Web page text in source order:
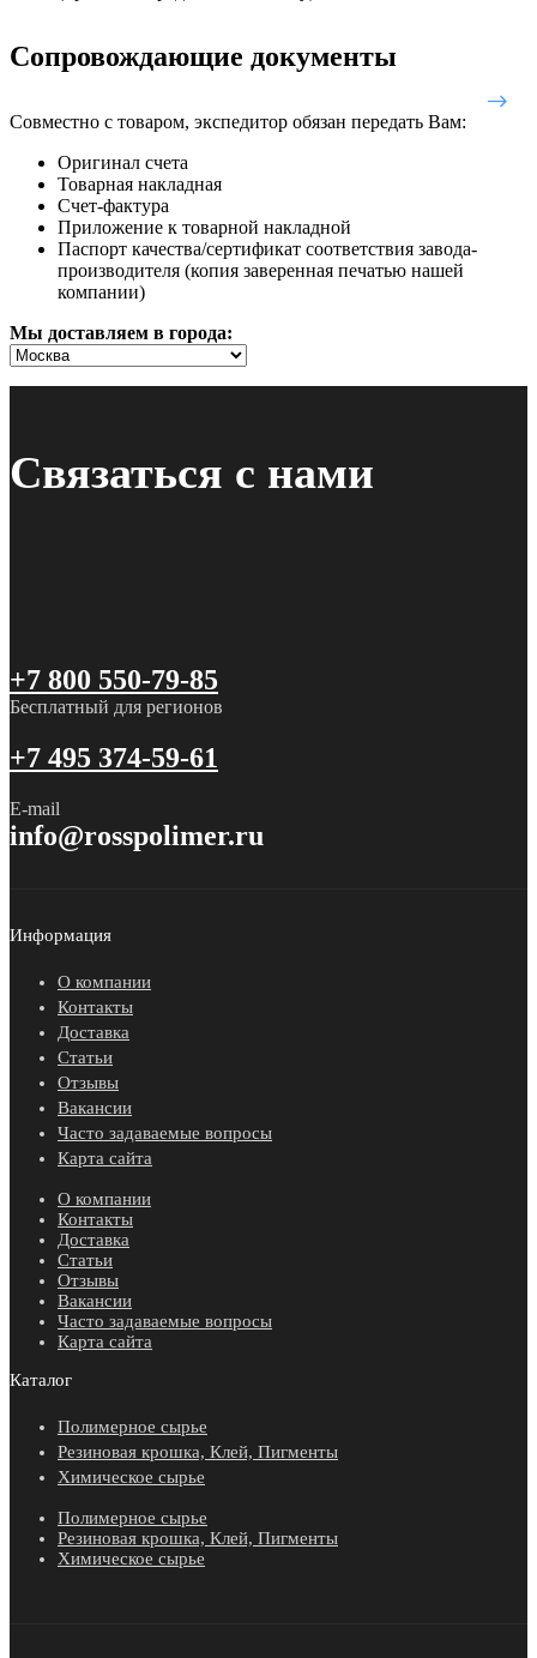
Сопровождающие документы
Совместно с товаром, экспедитор обязан передать Вам:
Оригинал счета
Товарная накладная
Счет-фактура
Приложение к товарной накладной
Паспорт качества/сертификат соответствия завода-
производителя (копия заверенная печатью нашей
компании)
Мы доставляем в города:
Связаться с нами
+7 800 550-79-85
Бесплатный для регионов
+7 495 374-59-61
E-mail
info@rosspolimer.ru
Информация
О компании
Контакты
Доставка
Статьи
Отзывы
Вакансии
Часто задаваемые вопросы
Карта сайта
О компании
Контакты
Доставка
Статьи
Отзывы
Вакансии
Часто задаваемые вопросы
Карта сайта
Каталог
Полимерное сырье
Резиновая крошка, Клей, Пигменты
Химическое сырье
Полимерное сырье
Резиновая крошка, Клей, Пигменты
Химическое сырье